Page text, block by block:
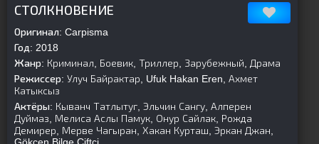
СТОЛКНОВЕНИЕ
Оригинал: Carpisma
Год: 2018
Жанр: Криминал, Боевик, Триллер, Зарубежный, Драма
Режиссер: Улуч Байрактар, Ufuk Hakan Eren, Ахмет
Катыксыз
Актёры: Кыванч Татлытуг, Эльчин Сангу, Алперен
Дуймаз, Мелиса Аслы Памук, Онур Сайлак, Рожда
Демирер, Мерве Чагыран, Хакан Курташ, Эркан Джан,